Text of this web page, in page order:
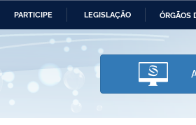
PARTICIPE LEGISLAÇÃO ÓRGÃOS
da Economia Ministério da
Ministério da
Tecnologia,
Comunicações
Direitos Humanos